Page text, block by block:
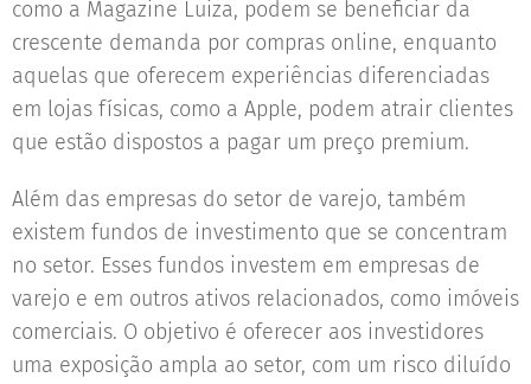
como a Magazine Luiza, podem se beneficiar da
crescente demanda por compras online, enquanto
aquelas que oferecem experiências diferenciadas
em lojas físicas, como a Apple, podem atrair clientes
que estão dispostos a pagar um preço premium.
Além das empresas do setor de varejo, também
existem fundos de investimento que se concentram
no setor. Esses fundos investem em empresas de
varejo e em outros ativos relacionados, como imóveis
comerciais. O objetivo é oferecer aos investidores
uma exposição ampla ao setor, com um risco diluído